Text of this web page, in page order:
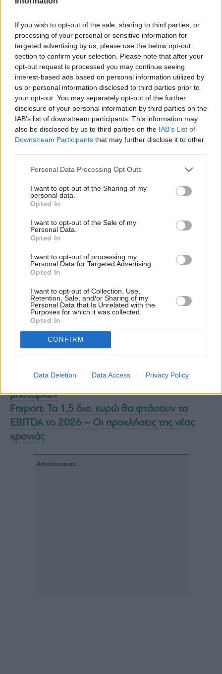
If you wish to opt-out of the sale, sharing to third parties, or
processing of your personal or sensitive information for
targeted advertising by us, please use the below opt-out
section to confirm your selection. Please note that after your
opt-out request is processed you may continue seeing
interest-based ads based on personal information utilized by
us or personal information disclosed to third parties prior to
your opt-out. You may separately opt-out of the further
disclosure of your personal information by third parties on the
IAB’s list of downstream participants. This information may
also be disclosed by us to third parties on the IAB’s List of
Downstream Participants that may further disclose it to other
Personal Data Processing Opt Outs
I want to opt-out of the Sharing of my
personal data.
Opted In
I want to opt-out of the Sale of my
Personal Data.
Opted In
I want to opt-out of processing my
Personal Data for Targeted Advertising.
Opted In
I want to opt-out of Collection, Use,
Retention, Sale, and/or Sharing of my
Personal Data that Is Unrelated with the
Purposes for which it was collected.
Opted In
CONFIRM
Data Deletion Data Access Privacy Policy
Διαβάστε επίσης:
L Catterton: Με την υποστήριξη της LVMH
στοχεύει σε συμφωνίες ύψους 313 εκατ. στην
Ιαπωνία
LG Energy Solution για εργοστάσιο
μπαταριών
Fraport: Τα 1,5 δισ. ευρώ θα φτάσουν τα
EBITDA το 2026 – Οι προκλήσεις της νέας
χρονιάς